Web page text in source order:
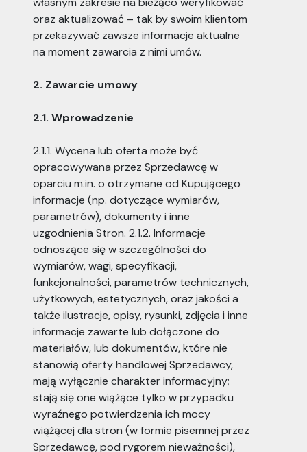
oraz aktualizować – tak by swoim klientom
przekazywać zawsze informacje aktualne
na moment zawarcia z nimi umów.
2. Zawarcie umowy
2.1. Wprowadzenie
2.1.1. Wycena lub oferta może być
opracowywana przez Sprzedawcę w
oparciu m.in. o otrzymane od Kupującego
informacje (np. dotyczące wymiarów,
parametrów), dokumenty i inne
uzgodnienia Stron. 2.1.2. Informacje
odnoszące się w szczególności do
wymiarów, wagi, specyfikacji,
funkcjonalności, parametrów technicznych,
użytkowych, estetycznych, oraz jakości a
także ilustracje, opisy, rysunki, zdjęcia i inne
informacje zawarte lub dołączone do
materiałów, lub dokumentów, które nie
stanowią oferty handlowej Sprzedawcy,
mają wyłącznie charakter informacyjny;
stają się one wiążące tylko w przypadku
wyraźnego potwierdzenia ich mocy
wiążącej dla stron (w formie pisemnej przez
Sprzedawcę, pod rygorem nieważności),